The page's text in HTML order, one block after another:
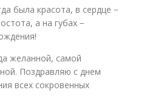
была красота, в сердце −
а на губах −
желанной, самой
Поздравляю с днем
всех сокровенных